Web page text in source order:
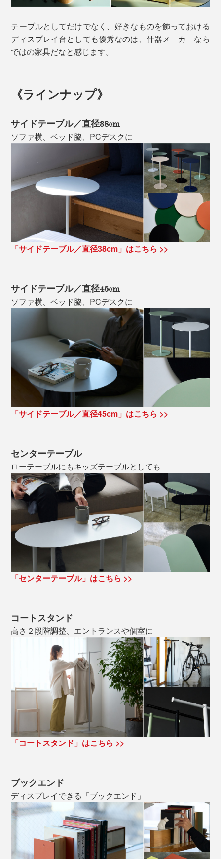
テーブルとしてだけでなく、好きなものを飾っておける
ディスプレイ台としても優秀なのは、什器メーカーなら
ではの家具だなと感じます。
《ラインナップ》
サイドテーブル／直径38cm
ソファ横、ベッド脇、PCデスクに
「サイドテーブル／直径38cm」はこちら >>
サイドテーブル／直径45cm
ソファ横、ベッド脇、PCデスクに
「サイドテーブル／直径45cm」はこちら >>
センターテーブル
ローテーブルにもキッズテーブルとしても
「センターテーブル」はこちら >>
コートスタンド
高さ２段階調整、エントランスや個室に
「コートスタンド」はこちら >>
ブックエンド
ディスプレイできる「ブックエンド」